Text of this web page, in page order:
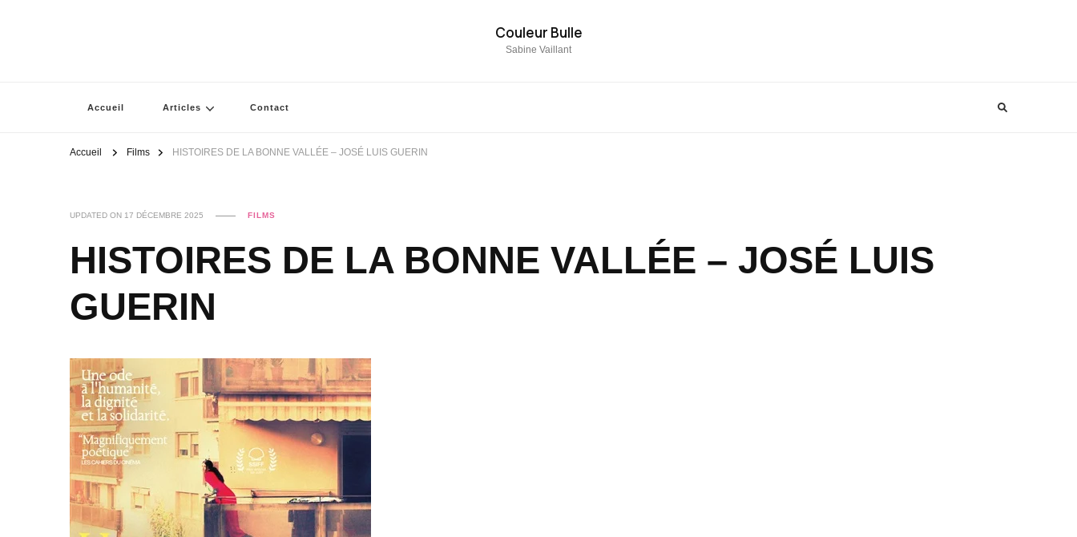
Couleur Bulle
Sabine Vaillant
Accueil Articles Contact
Accueil Films HISTOIRES DE LA BONNE VALLÉE – JOSÉ LUIS GUERIN
UPDATED ON 17 DÉCEMBRE 2025 FILMS
HISTOIRES DE LA BONNE VALLÉE – JOSÉ LUIS
GUERIN